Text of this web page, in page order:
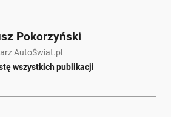
Pokorzyński
AutoŚwiat.pl
wszystkich publikacji